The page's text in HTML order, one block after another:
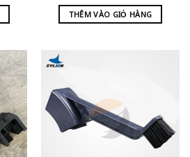
THÊM VÀO GIỎ HÀNG